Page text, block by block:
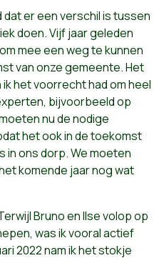
dat er een verschil is tussen
doen. Vijf jaar geleden
mee een weg te kunnen
van onze gemeente. Het
het voorrecht had om heel
bijvoorbeeld op
nu de nodige
het ook in de toekomst
in ons dorp. We moeten
komende jaar nog wat
Bruno en Ilse volop op
was ik vooral actief
2022 nam ik het stokje